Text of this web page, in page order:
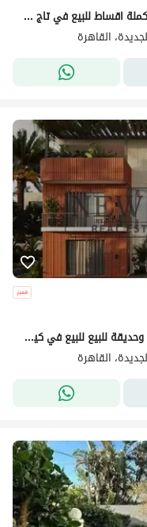
أقل سعر ريسيل توين 4 غرف استلام فوري تكملة اقساط للبيع في تاج سيتي التجمع الاول Taj City
القاهرة
تريبلكس كاملة التشطيب و مجهزة بتكييفات وحديقة للبيع للبيع في كيندا تاج سيتى القاهرة الجديدة Kinda Taj City New Cairo من تطوير مدينة مصر
القاهرة